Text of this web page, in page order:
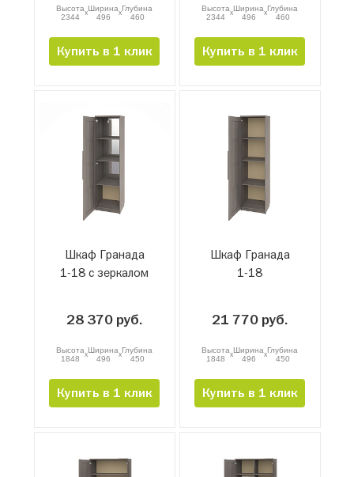
Высота
2344
xШирина
496
xГлубина
460
Купить в 1 клик
Высота
2344
xШирина
496
xГлубина
460
Купить в 1 клик
Шкаф Гранада
1-18 с зеркалом
28 370 руб.
Высота
1848
xШирина
496
xГлубина
450
Купить в 1 клик
Шкаф Гранада
1-18
21 770 руб.
Высота
1848
xШирина
496
xГлубина
450
Купить в 1 клик